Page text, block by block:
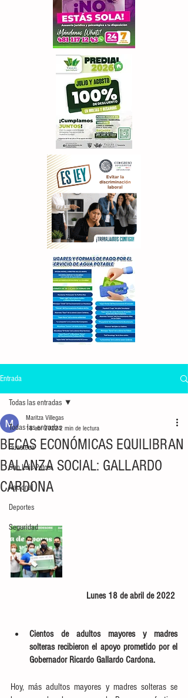
Entrada
Todas las entradas
Huasteca
San Luis Potosí
Nacional
Deportes
Seguridad
Todas las entradas
BECAS ECONÓMICAS EQUILIBRAN
BALANZA SOCIAL: GALLARDO
CARDONA
Maritza Villegas
18 abr 20222 min de lectura
Lunes 18 de abril de 2022
Cientos de adultos mayores y madres
solteras recibieron el apoyo prometido por el
Gobernador Ricardo Gallardo Cardona.
Hoy, más adultos mayores y madres solteras se